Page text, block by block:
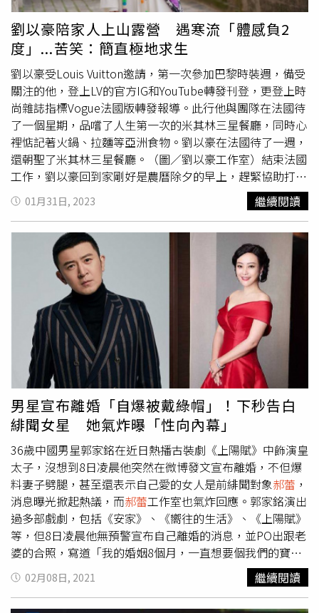
2022年脫離大陸封城返回台灣後，就表示未來不再接大陸
的工作，若在台灣有邀約可以考慮，先前談到演員工作，曾
被網友虧是「爛戲王」的他，也坦言過去作品多而且不太挑
戲，「別學我，我是不挑戲、不等戲的」。
劉以豪陪家人上山露營 遇寒流「體感負2
度」...苦笑：簡直極地求生
劉以豪受Louis Vuitton邀請，第一次參加巴黎時裝週，備受
關注的他，登上LV的官方IG和YouTube轉發刊登，更登上時
尚雜誌指標Vogue法國版轉發報導。此行他與團隊在法國待
了一個星期，品嚐了人生第一次的米其林三星餐廳，同時心
裡惦記著火鍋、拉麵等亞洲食物。劉以豪在法國待了一週，
還朝聖了米其林三星餐廳。（圖／劉以豪工作室）結束法國
工作，劉以豪回到家剛好是農曆除夕的早上，趕緊協助打掃
神桌後，跟家人團圓吃年夜飯，家中更播放喜慶的音樂充滿
年味，初二時全家人走春上山去露營，當時剛好遇到過年低
溫寒流來襲，身體的體感溫度是零下2度！他當時開玩笑對
著媽媽說，「我們這到底在幹嘛？簡直像是極地裡求生
存」！與家人們團聚三天才結束露營，這次心得感觸「這是
我人生中度過的最寒冷的新年，但挺開心的」。目前劉以豪
已返回工作崗位，在大年初六就正式開工進劇組，到大陸重
慶拍攝芒果TV新戲《珍品》，將與
等厲害前輩演員飆戲
合作，他興奮說：「這題材是我一直想接觸嘗試的，希望帶
給大家不同感覺，可以跟著故事慢慢推進、感受，很期待跟
導演、團隊合作，相信推出時會是不同樣貌，希望大家可以
一起期待。」而他的新戲《耀眼的你呀》目前持續在浙江衛
視及愛奇藝同時熱播。對於今年工作規劃，劉以豪期許先完
成《珍品》的拍攝，期待好的劇本來挑戰。他也期待今年能
學習語言、自由潛水、音樂，至於心境方面，「過好今天、
不為明天擔心，未來有太多不確定，過好現在！這也是我的
學習」。
01月31日, 2023 繼續閱讀
男星宣布離婚「自爆被戴綠帽」！下秒告白
緋聞女星 她氣炸曝「性向內幕」
36歲中國男星郭家銘在近日熱播古裝劇《上陽賦》中飾演皇
太子，沒想到8日凌晨他突然在微博發文宣布離婚，不但爆
料妻子劈腿，甚至還表示自己愛的女人是前緋聞對象郝蕾 ，
消息曝光掀起熱議，而郝蕾工作室也氣炸回應。郭家銘演出
過多部戲劇，包括《安家》、《嚮往的生活》、《上陽賦》
等，但8日凌晨他無預警宣布自己離婚的消息，並PO出跟老
婆的合照，寫道「我的婚姻8個月，一直想要個我們的寶
寶，可是沒有，我們離婚後，3個月後她和別人有寶寶
了！」內文暗指對方出軌，自己慘被戴了綠帽。不過沒多
久，郭家銘竟在留言區貼出和昔日緋聞女星郝蕾的合照，告
02月08日, 2021 繼續閱讀